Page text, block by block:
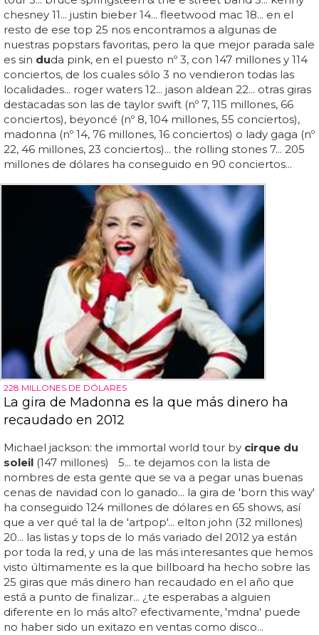
chesney 11... justin bieber 14... fleetwood mac 18... en el
resto de ese top 25 nos encontramos a algunas de
nuestras popstars favoritas, pero la que mejor parada sale
es sin duda pink, en el puesto nº 3, con 147 millones y 114
conciertos, de los cuales sólo 3 no vendieron todas las
localidades... roger waters 12... jason aldean 22... otras giras
destacadas son las de taylor swift (nº 7, 115 millones, 66
conciertos), beyoncé (nº 8, 104 millones, 55 conciertos),
madonna (nº 14, 76 millones, 16 conciertos) o lady gaga (nº
22, 46 millones, 23 conciertos)... the rolling stones 7... 205
millones de dólares ha conseguido en 90 conciertos...
228 MILLONES DE DÓLARES
La gira de Madonna es la que más dinero ha
recaudado en 2012
Michael jackson: the immortal world tour by cirque du
soleil (147 millones) 5... te dejamos con la lista de
nombres de esta gente que se va a pegar unas buenas
cenas de navidad con lo ganado... la gira de 'born this way'
ha conseguido 124 millones de dólares en 65 shows, así
que a ver qué tal la de 'artpop'... elton john (32 millones)
20... las listas y tops de lo más variado del 2012 ya están
por toda la red, y una de las más interesantes que hemos
visto últimamente es la que billboard ha hecho sobre las
25 giras que más dinero han recaudado en el año que
está a punto de finalizar... ¿te esperabas a alguien
diferente en lo más alto? efectivamente, 'mdna' puede
no haber sido un exitazo en ventas como disco...